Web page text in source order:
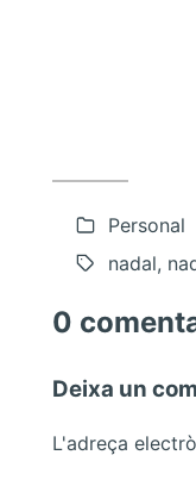
Personal
nadal,
0
Deixa un
L'adreça